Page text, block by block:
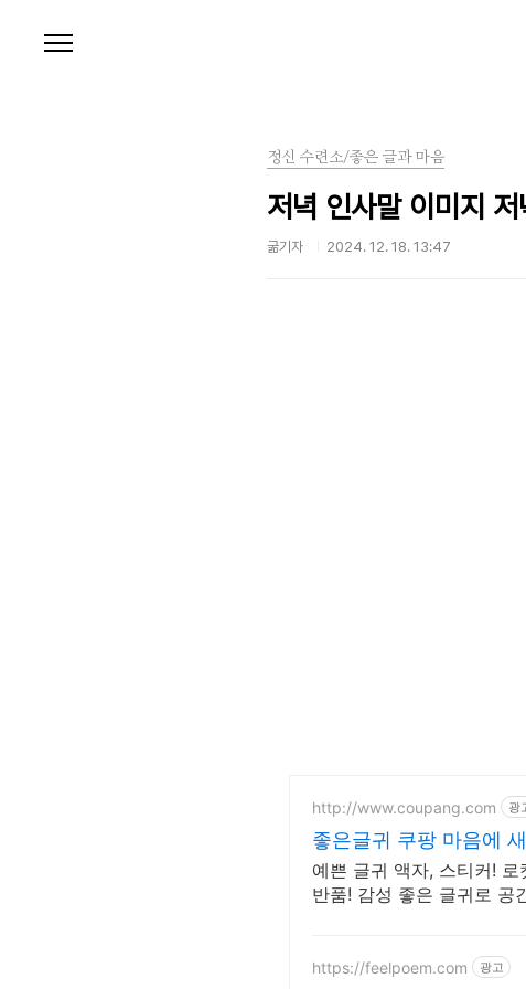
정신 수련소/좋은 글과 마음
저녁 인사말 이미지
굶기자 2024. 12. 18. 13:47
http://www.coupang.com 광
좋은글귀 쿠팡 마음에
예쁜 글귀 액자, 스티커!
반품! 감성 좋은 글귀로 공
https://feelpoem.com 광고